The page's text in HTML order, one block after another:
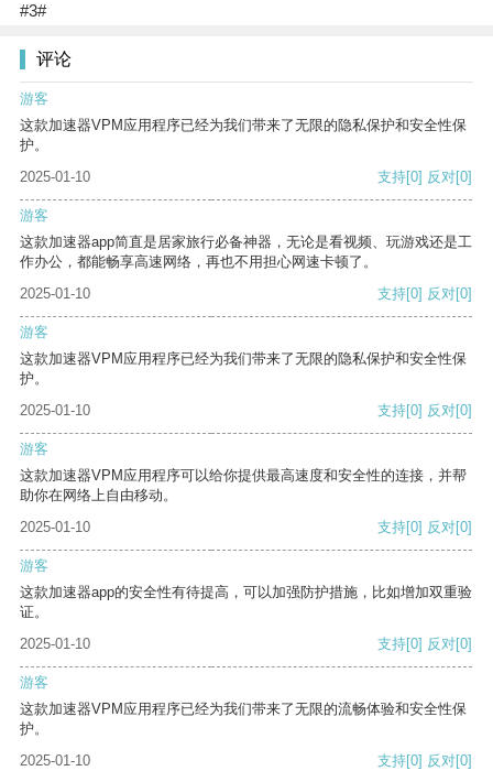
#3#
评论
游客
这款加速器VPM应用程序已经为我们带来了无限的隐私保护和安全性保
护。
2025-01-10
支持[0] 反对[0]
游客
这款加速器app简直是居家旅行必备神器，无论是看视频、玩游戏还是工
作办公，都能畅享高速网络，再也不用担心网速卡顿了。
2025-01-10
支持[0] 反对[0]
游客
这款加速器VPM应用程序已经为我们带来了无限的隐私保护和安全性保
护。
2025-01-10
支持[0] 反对[0]
游客
这款加速器VPM应用程序可以给你提供最高速度和安全性的连接，并帮
助你在网络上自由移动。
2025-01-10
支持[0] 反对[0]
游客
这款加速器app的安全性有待提高，可以加强防护措施，比如增加双重验
证。
2025-01-10
支持[0] 反对[0]
游客
这款加速器VPM应用程序已经为我们带来了无限的流畅体验和安全性保
护。
2025-01-10
支持[0] 反对[0]